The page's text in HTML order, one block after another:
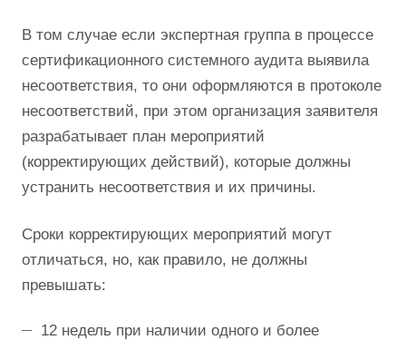
В том случае если экспертная группа в процессе
сертификационного системного аудита выявила
несоответствия, то они оформляются в протоколе
несоответствий, при этом организация заявителя
разрабатывает план мероприятий
(корректирующих действий), которые должны
устранить несоответствия и их причины.
Сроки корректирующих мероприятий могут
отличаться, но, как правило, не должны
превышать:
12 недель при наличии одного и более